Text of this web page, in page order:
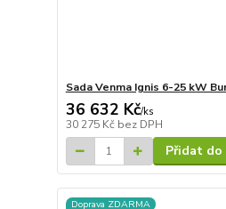
Sada Venma Ignis 6-25 kW
36 632 Kč/ks
30 275 Kč bez DPH
Přidat do
Doprava ZDARMA